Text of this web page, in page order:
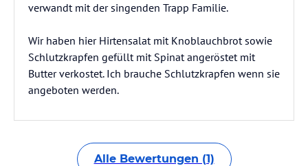
verwandt mit der singenden Trapp Familie.
Wir haben hier Hirtensalat mit Knoblauchbrot sowie
Schlutzkrapfen gefüllt mit Spinat angeröstet mit
Butter verkostet. Ich brauche Schlutzkrapfen wenn sie
angeboten werden.
Alle Bewertungen (1)